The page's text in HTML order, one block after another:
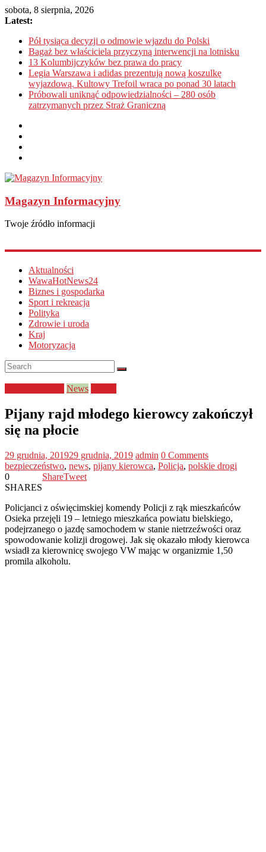
sobota, 8 sierpnia, 2026
Latest:
Pół tysiąca decyzji o odmowie wjazdu do Polski
Bagaż bez właściciela przyczyną interwencji na lotnisku
13 Kolumbijczyków bez prawa do pracy
Legia Warszawa i adidas prezentują nową koszulkę
wyjazdową. Kultowy Trefoil wraca po ponad 30 latach
Próbowali uniknąć odpowiedzialności – 280 osób
zatrzymanych przez Straż Graniczną
Magazyn Informacyjny
Twoje źródło informacji
Aktualności
WawaHotNews24
Biznes i gospodarka
Sport i rekreacja
Polityka
Zdrowie i uroda
Kraj
Motoryzacja
News
Pijany rajd młodego kierowcy zakończył
się na płocie
29 grudnia, 201929 grudnia, 2019 admin 0 Comments
bezpieczeństwo, news, pijany kierowca, Policja, polskie drogi
0
SHARES
ShareTweet
Policjanci z oświęcimskiej komendy Policji z rąk mieszkańców
Osieka przejęli 19 – letniego mieszkańca powiatu bielskiego,
podejrzanego o jazdę samochodem w stanie nietrzeźwości oraz
spowodowanie kolizji drogowej. Jak się okazało młody kierowca
wsiadł za kierownicę swojego VW mając w organizmie 1,50
promila alkoholu.